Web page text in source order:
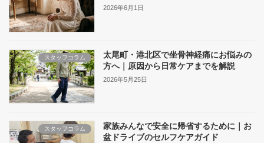
2026年6月1日
スタッフコラム
太尾町・港北区で坐骨神経痛にお悩みの
方へ｜原因から日常ケアまでを解説
2026年5月25日
スタッフコラム
家族みんなで安全に帰省するために｜お
盆ドライブのセルフケアガイド